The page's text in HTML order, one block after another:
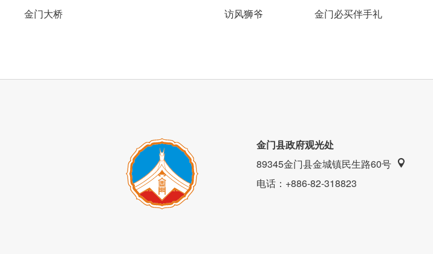
金门大桥
访风狮爷
金门必买伴手礼
金门县政府观光处
89345金门县金城镇民生路60号
电话：+886-82-318823